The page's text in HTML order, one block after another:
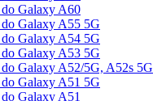
Galaxy A60
Galaxy A55 5G
Galaxy A54 5G
Galaxy A53 5G
Galaxy A52/5G, A52s 5G
Galaxy A51 5G
Galaxy A51